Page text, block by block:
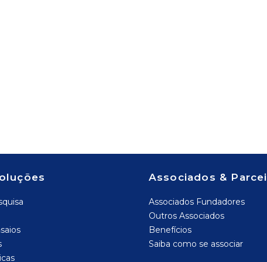
Associados &
Associados Fundadores
Outros Associados
Benefícios
Saiba como se associar